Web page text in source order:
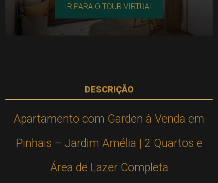
IR PARA O TOUR VIRTUAL
DESCRIÇÃO
Apartamento com Garden à Venda em
Pinhais – Jardim Amélia | 2 Quartos e
Área de Lazer Completa